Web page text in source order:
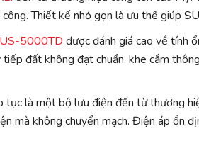
Thiết kế nhỏ gọn là ưu thế giúp
5000TD được đánh giá cao về tính
đất không đạt chuẩn, khe cắm
tục là một bộ lưu điện đến từ thương
mà không chuyển mạch. Điện áp ổn